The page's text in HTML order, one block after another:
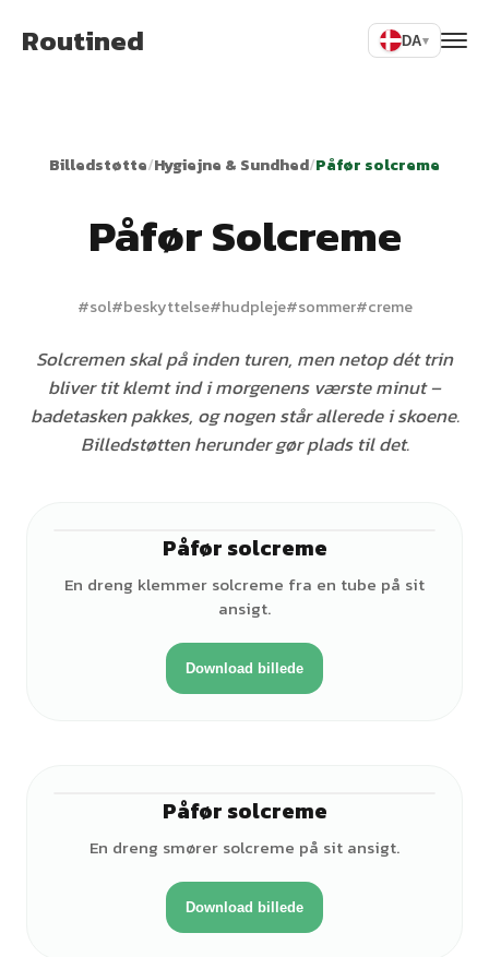
Routined DA▾
Billedstøtte/Hygiejne & Sundhed/Påfør solcreme
Påfør Solcreme
#sol#beskyttelse#hudpleje#sommer#creme
Solcremen skal på inden turen, men netop dét trin
bliver tit klemt ind i morgenens værste minut –
badetasken pakkes, og nogen står allerede i skoene.
Billedstøtten herunder gør plads til det.
Påfør solcreme
En dreng klemmer solcreme fra en tube på sit
ansigt.
Download billede
Påfør solcreme
En dreng smører solcreme på sit ansigt.
Download billede